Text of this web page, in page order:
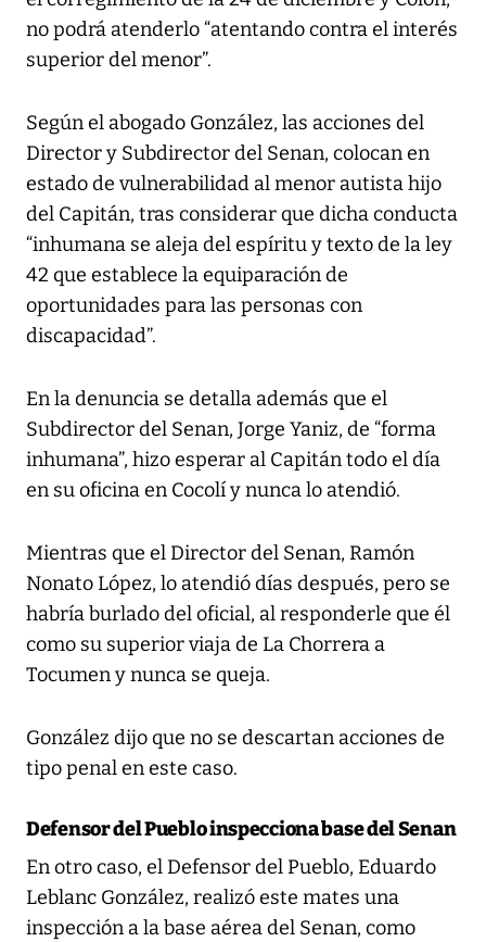
no podrá atenderlo “atentando contra el interés
superior del menor”.
Según el abogado González, las acciones del
Director y Subdirector del Senan, colocan en
estado de vulnerabilidad al menor autista hijo
del Capitán, tras considerar que dicha conducta
“inhumana se aleja del espíritu y texto de la ley
42 que establece la equiparación de
oportunidades para las personas con
discapacidad”.
En la denuncia se detalla además que el
Subdirector del Senan, Jorge Yaniz, de “forma
inhumana”, hizo esperar al Capitán todo el día
en su oficina en Cocolí y nunca lo atendió.
Mientras que el Director del Senan, Ramón
Nonato López, lo atendió días después, pero se
habría burlado del oficial, al responderle que él
como su superior viaja de La Chorrera a
Tocumen y nunca se queja.
González dijo que no se descartan acciones de
tipo penal en este caso.
Defensor del Pueblo inspecciona base del Senan
En otro caso, el Defensor del Pueblo, Eduardo
Leblanc González, realizó este mates una
inspección a la base aérea del Senan, como